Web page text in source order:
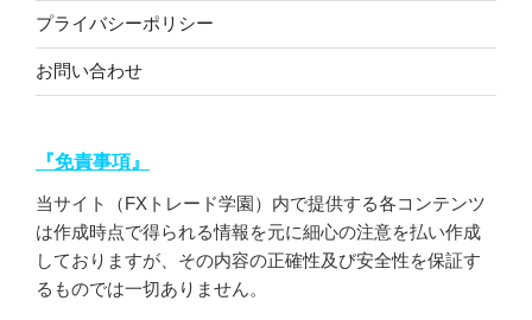
プライバシーポリシー
お問い合わせ
『免責事項』
当サイト（FXトレード学園）内で提供する各コンテンツ
は作成時点で得られる情報を元に細心の注意を払い作成
しておりますが、その内容の正確性及び安全性を保証す
るものでは一切ありません。